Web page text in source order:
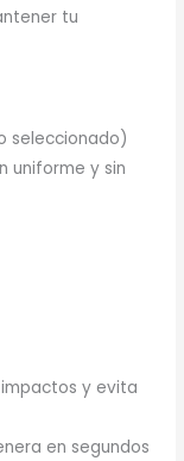
tu
seleccionado)
uniforme y sin
y evita
en segundos